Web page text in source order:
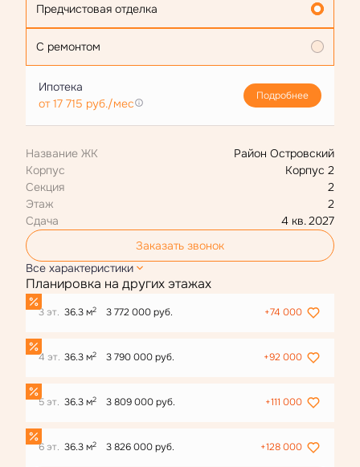
Предчистовая отделка
С ремонтом
Ипотека
от 17 715 руб./мес
Подробнее
Название ЖК
Район Островский
Корпус
Корпус 2
Секция
2
Этаж
2
Сдача
4 кв. 2027
Заказать звонок
Все характеристики
Планировка на других этажах
3 эт. 36.3 м2 3 772 000 руб. +74 000
4 эт. 36.3 м2 3 790 000 руб. +92 000
5 эт. 36.3 м2 3 809 000 руб. +111 000
6 эт. 36.3 м2 3 826 000 руб. +128 000